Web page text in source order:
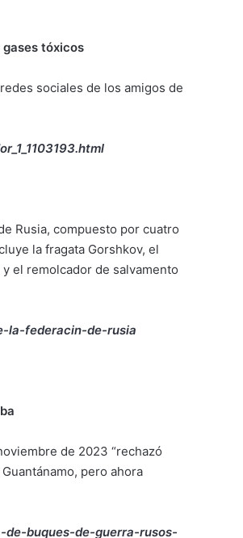
tóxicos
sociales de los amigos de
Rusia, compuesto por cuatro
la fragata Gorshkov, el
el remolcador de salvamento
la-federacin-de-rusia
de 2023 “rechazó
pero ahora
buques-de-guerra-rusos-